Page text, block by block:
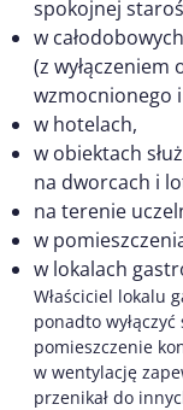
spokojnej
w
(z
wzmocnionego
w hotelach,
w obiektach
na dworcach i
na terenie
w
w lokalach
Właściciel lokalu
ponadto
pomieszczenie
w wentylację
przenikał do